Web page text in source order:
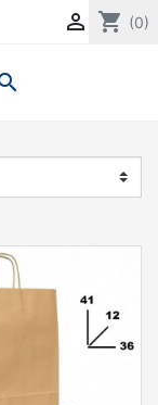
 shopping_cart (0)